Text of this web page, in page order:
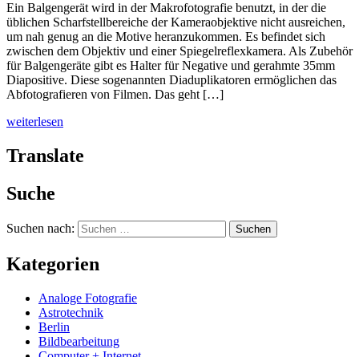
Ein Balgengerät wird in der Makrofotografie benutzt, in der die
üblichen Scharfstellbereiche der Kameraobjektive nicht ausreichen,
um nah genug an die Motive heranzukommen. Es befindet sich
zwischen dem Objektiv und einer Spiegelreflexkamera. Als Zubehör
für Balgengeräte gibt es Halter für Negative und gerahmte 35mm
Diapositive. Diese sogenannten Diaduplikatoren ermöglichen das
Abfotografieren von Filmen. Das geht […]
weiterlesen
Translate
Suche
Suchen nach:
Kategorien
Analoge Fotografie
Astrotechnik
Berlin
Bildbearbeitung